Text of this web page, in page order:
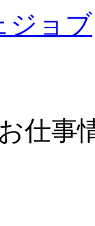
ジョブ
仕事